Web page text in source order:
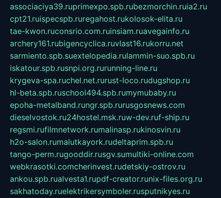
associaciya39.ruprimexpo.spb.rubezmorchin.ruia2.ru
cpt21.ruispecspb.ruregahost.rukolosok-elita.ru
tae-kwon.ruconsrio.com.ruinsiam.ruavegainfo.ru
archery161.rubigencyclica.ruvlast16.rukorru.net
sarmiento.spb.suextelopedia.rulammin-suo.spb.ru
iskatour.spb.rusnpi.org.rurunning-line.ru
krygeva-spa.ruchel.net.rurust-loco.rudugshop.ru
hl-beta.spb.ruschool494.spb.rumymubaby.ru
epoha-metalband.rungr.spb.rurusgosnews.com
dieselvostok.ru24hostel.msk.ruw-dev.ruf-ship.ru
regsmi.rufilmnetwork.rumalinasp.rukinosvin.ru
h2o-salon.rumalutkayork.rudeltaprim.spb.ru
tango-perm.rugooddir.rusgv.sumultiki-online.com
webkrasotki.comcherinvest.rudetskiy-ostrov.ru
ankou.spb.rualvesta1.rupdf-creator.runix-files.org.ru
sakhatoday.ruelektrikersymboler.rusputnikyes.ru